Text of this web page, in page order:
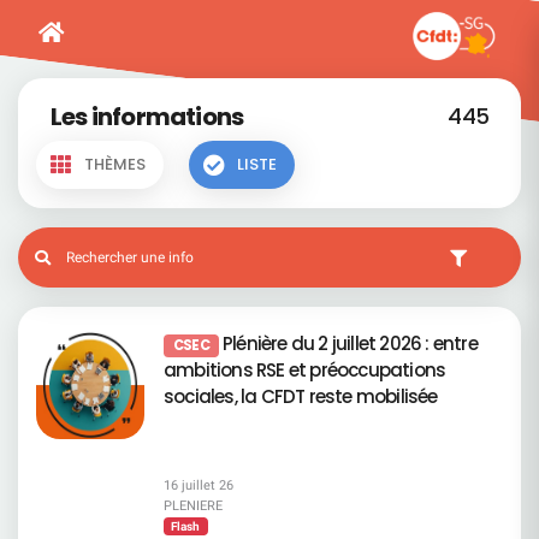
Les informations 445
THÈMES LISTE
CSEC Plénière du 2 juillet 2026 : entre
ambitions RSE et préoccupations
sociales, la CFDT reste mobilisée
16 juillet 26
PLENIERE
Flash